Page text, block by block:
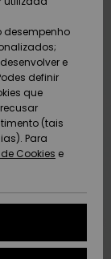
desempenho
e
definir
que
(tais
Para
Cookies e